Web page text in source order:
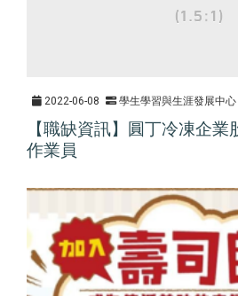
2022-06-08 學生學習與生涯發展中心
【職缺資訊】圓丁冷凍企
作業員